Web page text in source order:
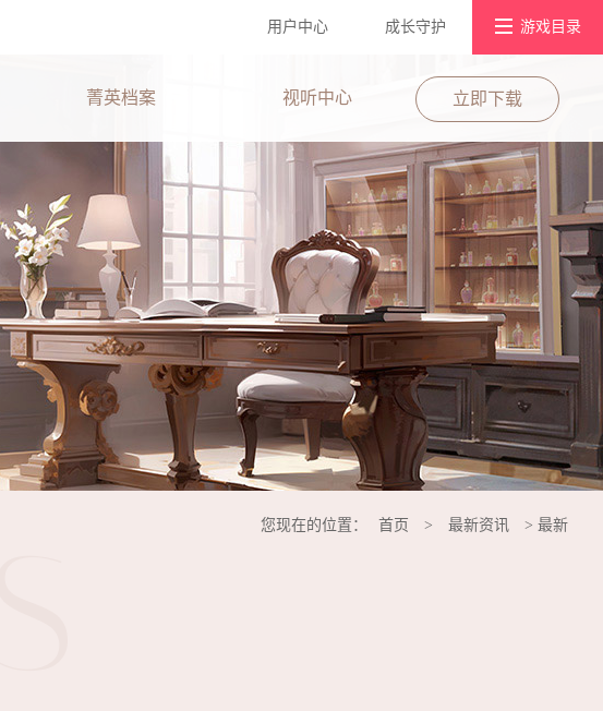
用户中心 成长守护 游戏目录
墨剑江湖 宫廷计手游
京门风月
游戏社区
菁英档案 视听中心 立即下载
您现在的位置： 首页 > 最新资讯 > 最新